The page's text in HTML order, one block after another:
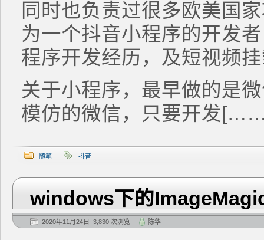
同时也负责过很多欧美国
为一个抖音小程序的开发
程序开发经历，及短视频
关于小程序，最早做的是
模仿的微信，只要开发
随笔 抖音
windows下的
2020年11月24日 3,830 次浏览 陈华